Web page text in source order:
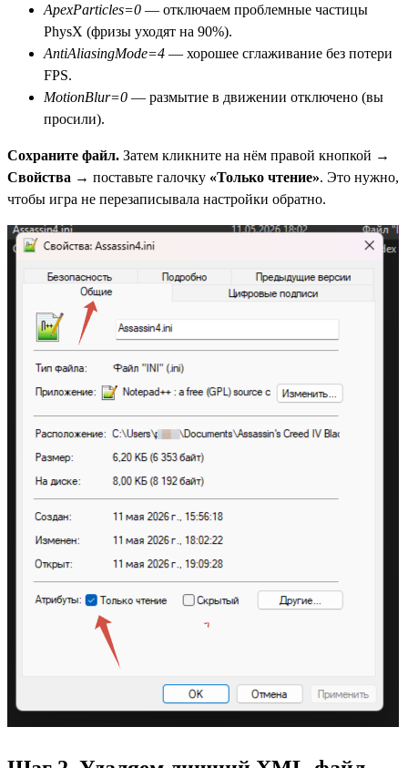
ApexParticles=0 — отключаем проблемные частицы
PhysX (фризы уходят на 90%).
AntiAliasingMode=4 — хорошее сглаживание без потери
FPS.
MotionBlur=0 — размытие в движении отключено (вы
просили).
Сохраните файл. Затем кликните на нём правой кнопкой →
Свойства → поставьте галочку «Только чтение». Это нужно,
чтобы игра не перезаписывала настройки обратно.